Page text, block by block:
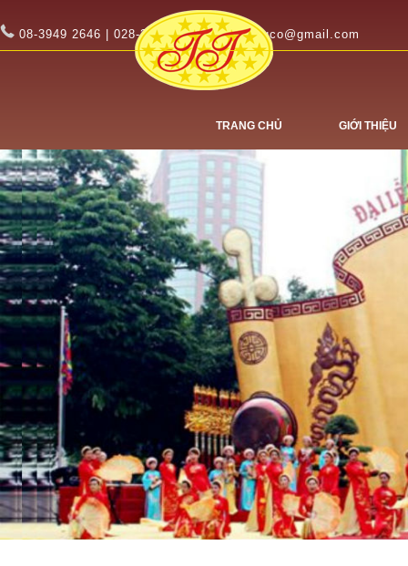
08-3949 2646 | 028-3949 2647 tinhtuco@gmail.com
TRANG CHỦ GIỚI THIỆU